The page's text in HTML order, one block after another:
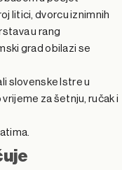
litici, dvorcu iznimnih
u rang
grad obilazi se
slovenske Istre u
za šetnju, ručak i